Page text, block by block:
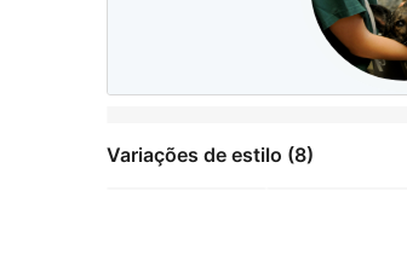
Variações de estilo (8)